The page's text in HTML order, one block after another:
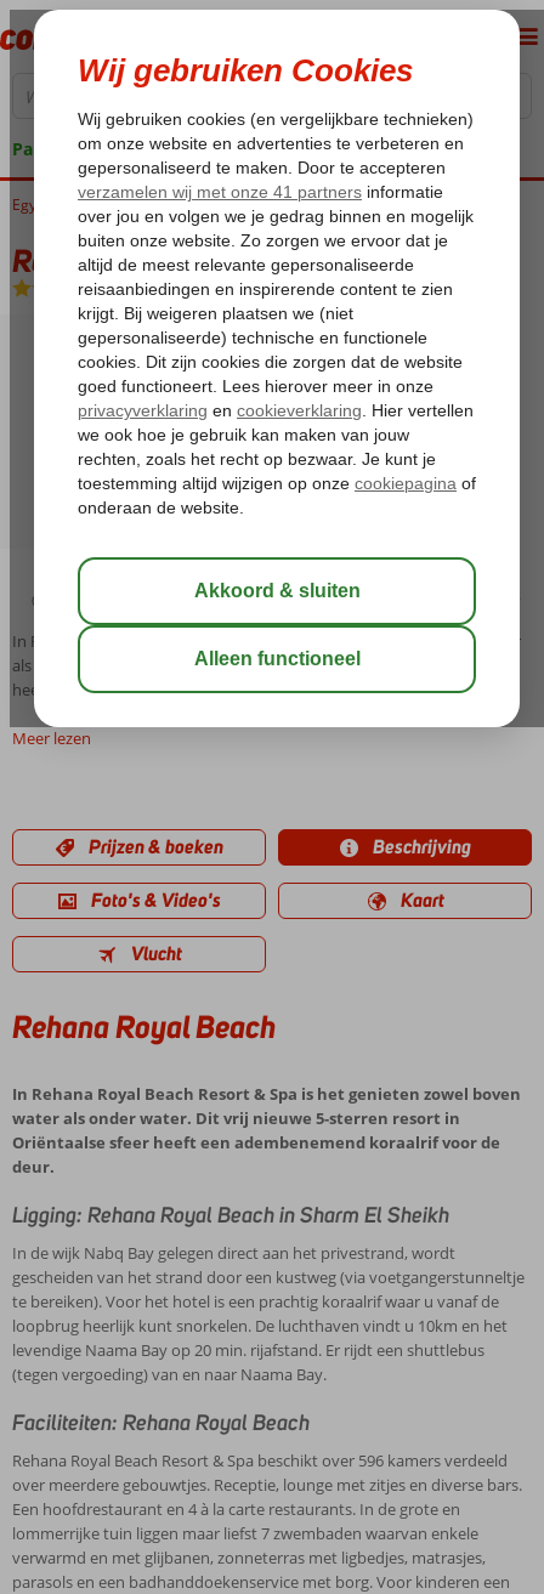
Pakketgarantie
Home
Egypte Rode Zee Sharm el Sheikh Nabq Bay Rehana Royal Beach
Rehana Royal Beach
X-Hotel
04:45 aug 37°C
In Rehana Royal Beach Resort & Spa is het genieten zowel boven water
als onder water. Dit vrij nieuwe 5-sterren resort in Oriëntaalse sfeer
heeft een adembenemend koraalrif voor de deur.
Meer lezen
Prijzen & boeken Beschrijving
Foto's & Video's Kaart
Vlucht
Rehana Royal Beach
In Rehana Royal Beach Resort & Spa is het genieten zowel boven
water als onder water. Dit vrij nieuwe 5-sterren resort in
Oriëntaalse sfeer heeft een adembenemend koraalrif voor de
deur.
Ligging: Rehana Royal Beach in Sharm El Sheikh
In de wijk Nabq Bay gelegen direct aan het privestrand, wordt
gescheiden van het strand door een kustweg (via voetgangerstunneltje
te bereiken). Voor het hotel is een prachtig koraalrif waar u vanaf de
loopbrug heerlijk kunt snorkelen. De luchthaven vindt u 10km en het
levendige Naama Bay op 20 min. rijafstand. Er rijdt een shuttlebus
(tegen vergoeding) van en naar Naama Bay.
Faciliteiten: Rehana Royal Beach
Rehana Royal Beach Resort & Spa beschikt over 596 kamers verdeeld
over meerdere gebouwtjes. Receptie, lounge met zitjes en diverse bars.
Een hoofdrestaurant en 4 à la carte restaurants. In de grote en
lommerrijke tuin liggen maar liefst 7 zwembaden waarvan enkele
verwarmd en met glijbanen, zonneterras met ligbedjes, matrasjes,
parasols en een badhanddoekenservice met borg. Voor kinderen een